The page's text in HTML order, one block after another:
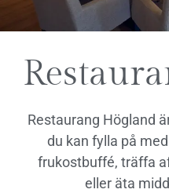
Restaurang Högland
du kan fylla på
frukostbuffé, träffa
eller äta